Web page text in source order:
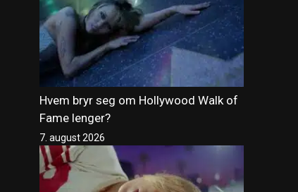
Hvem bryr seg om Hollywood Walk of
Fame lenger?
7. august 2026